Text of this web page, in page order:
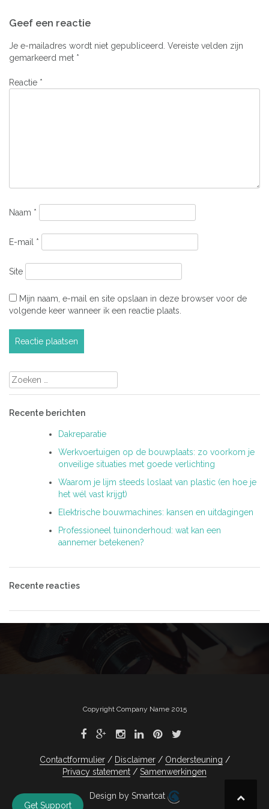
navigatie
Geef een reactie
Je e-mailadres wordt niet gepubliceerd. Vereiste velden zijn
gemarkeerd met *
Reactie *
Naam *
E-mail *
Site
Mijn naam, e-mail en site opslaan in deze browser voor de
volgende keer wanneer ik een reactie plaats.
Zoeken
naar:
Recente berichten
Dakreparatie
Werkvoertuigen op de bouwplaats: zo voorkom je
onveilige situaties met goede verlichting
Waarom je lijm steeds loslaat van plastic (en hoe je
het wél vast krijgt)
Elektrische bouwmachines: kansen en uitdagingen
Professioneel tuinonderhoud: wat kan een
aannemer betekenen?
Recente reacties
Copyright Company Name 2015
Contactformulier Disclaimer
Ondersteuning
Privacy statement
Samenwerkingen
Design by Smartcat
Get Support